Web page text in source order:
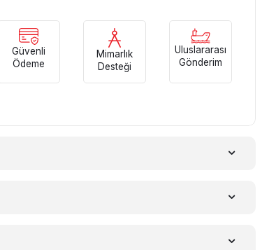
Güvenli
Ödeme
Mimarlık
Desteği
Uluslararası
Gönderim